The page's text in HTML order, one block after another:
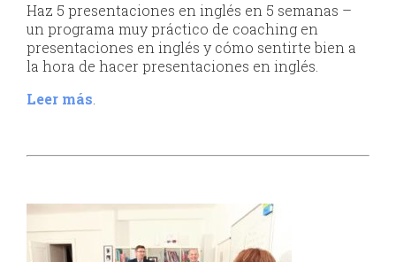
Haz 5 presentaciones en inglés en 5 semanas –
un programa muy práctico de coaching en
presentaciones en inglés y cómo sentirte bien a
la hora de hacer presentaciones en inglés.
Leer más